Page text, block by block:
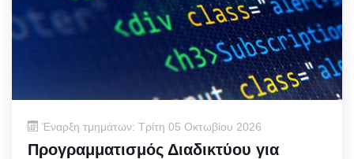
Έναρξη τμημάτων: Τρίτη 05 Οκτωβίου 2026
Προγραμματισμός Διαδικτύου για